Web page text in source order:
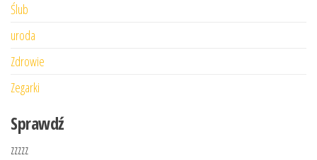
Ślub
uroda
Zdrowie
Zegarki
Sprawdź
zzzzz